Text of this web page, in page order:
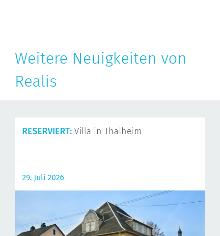
Weitere Neuigkeiten von
Realis
RESERVIERT: Villa in Thalheim
29. Juli 2026